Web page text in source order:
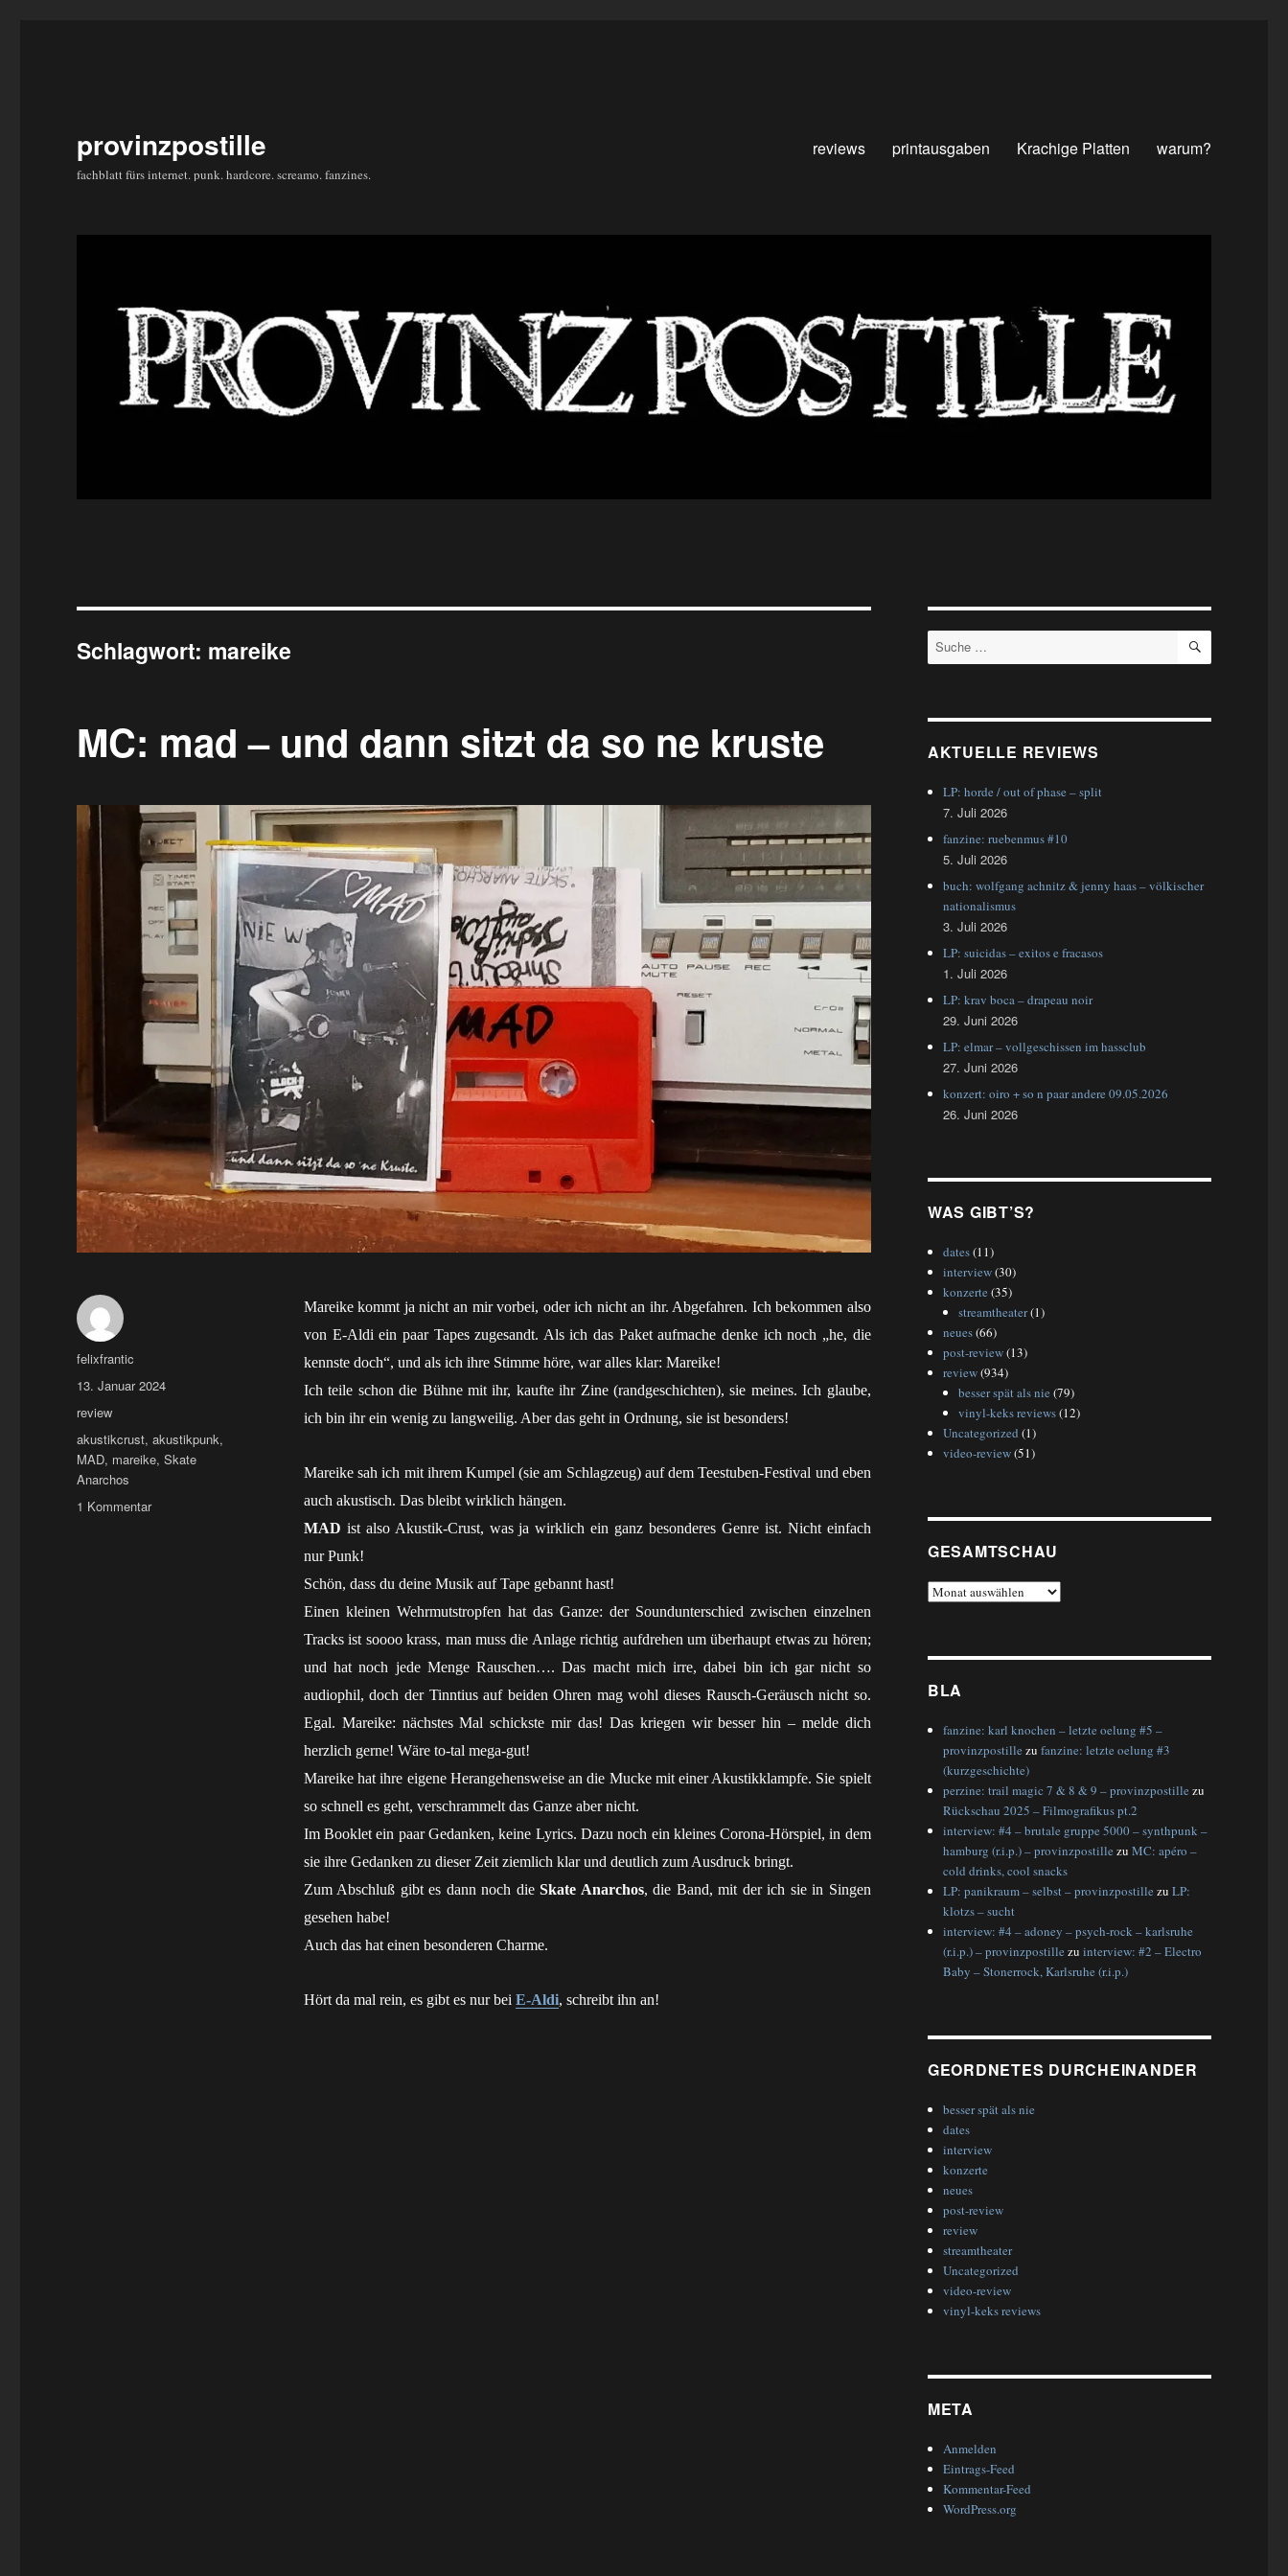
provinzpostille
fachblatt fürs internet. punk. hardcore. screamo. fanzines.
reviews printausgaben Krachige Platten warum?
Schlagwort: mareike
MC: mad – und dann sitzt da so ne kruste
Mareike kommt ja nicht an mir vorbei, oder ich nicht an ihr. Abgefahren. Ich bekommen also
von E-Aldi ein paar Tapes zugesandt. Als ich das Paket aufmache denke ich noch „he, die
kennste doch“, und als ich ihre Stimme höre, war alles klar: Mareike!
Ich teile schon die Bühne mit ihr, kaufte ihr Zine (randgeschichten), sie meines. Ich glaube,
ich bin ihr ein wenig zu langweilig. Aber das geht in Ordnung, sie ist besonders!
Mareike sah ich mit ihrem Kumpel (sie am Schlagzeug) auf dem Teestuben-Festival und eben
auch akustisch. Das bleibt wirklich hängen.
MAD ist also Akustik-Crust, was ja wirklich ein ganz besonderes Genre ist. Nicht einfach
nur Punk!
Schön, dass du deine Musik auf Tape gebannt hast!
Einen kleinen Wehrmutstropfen hat das Ganze: der Soundunterschied zwischen einzelnen
Tracks ist soooo krass, man muss die Anlage richtig aufdrehen um überhaupt etwas zu hören;
und hat noch jede Menge Rauschen…. Das macht mich irre, dabei bin ich gar nicht so
audiophil, doch der Tinntius auf beiden Ohren mag wohl dieses Rausch-Geräusch nicht so.
Egal. Mareike: nächstes Mal schickste mir das! Das kriegen wir besser hin – melde dich
herzlich gerne! Wäre to-tal mega-gut!
Mareike hat ihre eigene Herangehensweise an die Mucke mit einer Akustikklampfe. Sie spielt
so schnell es geht, verschrammelt das Ganze aber nicht.
Im Booklet ein paar Gedanken, keine Lyrics. Dazu noch ein kleines Corona-Hörspiel, in dem
sie ihre Gedanken zu dieser Zeit ziemlich klar und deutlich zum Ausdruck bringt.
Zum Abschluß gibt es dann noch dieSkate Anarchos, die Band, mit der ich sie in Singen
gesehen habe!
Auch das hat einen besonderen Charme.
Hört da mal rein, es gibt es nur bei E-Aldi, schreibt ihn an!
Autor
felixfrantic
Veröffentlicht
13. Januar 2024
Kategorien
review
Schlagwörter
akustikcrust,akustikpunk,
MAD, mareike,Skate
Anarchos
1 Kommentarzu
Suche
nach:
SUCHEN
AKTUELLE REVIEWS
LP: horde / out of phase – split
7. Juli 2026
fanzine: ruebenmus #10
5. Juli 2026
buch: wolfgang achnitz & jenny haas – völkischer
nationalismus
3. Juli 2026
LP: suicidas – exitos e fracasos
1. Juli 2026
LP: krav boca – drapeau noir
29. Juni 2026
LP: elmar – vollgeschissen im hassclub
27. Juni 2026
konzert: oiro + so n paar andere 09.05.2026
26. Juni 2026
WAS GIBT’S?
dates(11)
interview(30)
konzerte (35)
streamtheater(1)
neues(66)
post-review(13)
review(934)
besser spät als nie (79)
vinyl-keks reviews(12)
Uncategorized (1)
video-review(51)
GESAMTSCHAU
gesamtschau
BLA
fanzine: karl knochen – letzte oelung #5 –
provinzpostille zufanzine: letzte oelung #3
(kurzgeschichte)
perzine: trail magic 7 & 8 & 9 – provinzpostille zu
Rückschau 2025 – Filmografikus pt.2
interview: #4 – brutale gruppe 5000 – synthpunk –
hamburg (r.i.p.) – provinzpostille zuMC: apéro –
cold drinks, cool snacks
LP: panikraum – selbst – provinzpostille zuLP:
klotzs – sucht
interview: #4 – adoney – psych-rock – karlsruhe
(r.i.p.) – provinzpostille zuinterview: #2 – Electro
Baby – Stonerrock, Karlsruhe (r.i.p.)
GEORDNETES DURCHEINANDER
besser spät als nie
dates
interview
konzerte
neues
post-review
review
streamtheater
Uncategorized
video-review
vinyl-keks reviews
META
Anmelden
Eintrags-Feed
Kommentar-Feed
WordPress.org